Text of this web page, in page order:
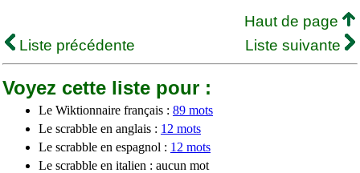
Haut de page
Liste précédente
Liste suivante
Voyez cette liste pour :
Le Wiktionnaire français : 89 mots
Le scrabble en anglais : 12 mots
Le scrabble en espagnol : 12 mots
Le scrabble en italien : aucun mot